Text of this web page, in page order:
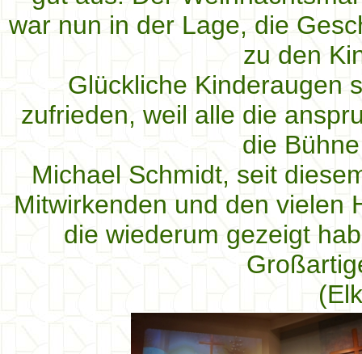
war nun in der Lage, die
zu den
Glückliche Kinderaugen
zufrieden, weil alle die
die
Michael Schmidt, seit
Mitwirkenden und den vielen
die wiederum gezeigt